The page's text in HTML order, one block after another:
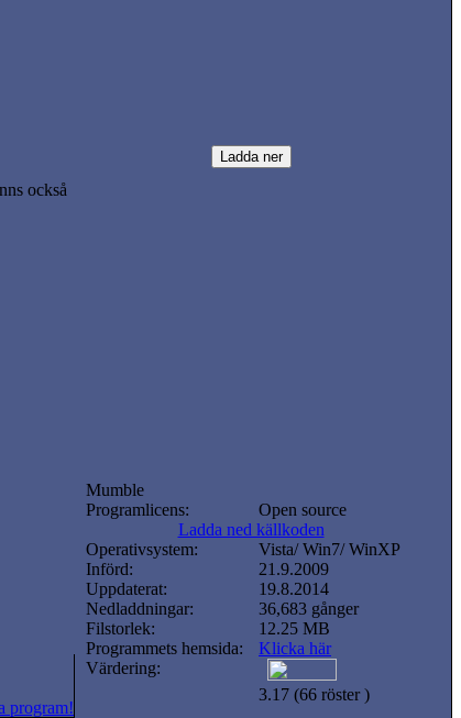
också
Mumble
Programlicens:
Open source
Ladda ned källkoden
Operativsystem:
Vista/ Win7/ WinXP
Införd:
21.9.2009
Uppdaterat:
19.8.2014
Nedladdningar:
36,683 gånger
Filstorlek:
12.25 MB
Programmets hemsida:
Klicka här
Värdering:
3.17 (66 röster )
program!